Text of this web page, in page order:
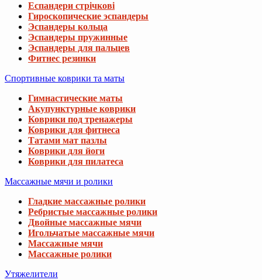
Еспандери стрічкові
Гироскопические эспандеры
Эспандеры кольца
Эспандеры пружинные
Эспандеры для пальцев
Фитнес резинки
Спортивные коврики та маты
Гимнастические маты
Акупунктурные коврики
Коврики под тренажеры
Коврики для фитнеса
Татами мат пазлы
Коврики для йоги
Коврики для пилатеса
Массажные мячи и ролики
Гладкие массажные ролики
Ребристые массажные ролики
Двойные массажные мячи
Игольчатые массажные мячи
Массажные мячи
Массажные ролики
Утяжелители